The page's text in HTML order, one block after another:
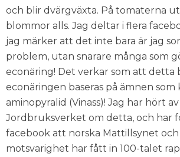
och blir dvärgväxta. På tomaterna
blommor alls. Jag deltar i flera
jag märker att det inte bara är jag
problem, utan snarare många som
econäring! Det verkar som att detta
econäringen baseras på ämnen som
aminopyralid (Vinass)! Jag har hört av
Jordbruksverket om detta, och har
facebook att norska Mattillsynet och
motsvarighet har fått in 100-talet